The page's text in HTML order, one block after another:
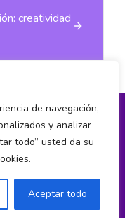
de navegación,
y analizar
todo” usted da su
Aceptar todo
creatividad